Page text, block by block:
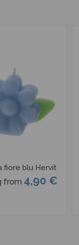
fiore blu Hervit
from 4,90 €